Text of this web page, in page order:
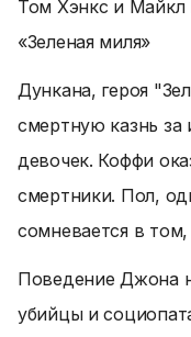
Том Хэнкс и Майкл
«Зеленая миля»
Дункана, героя
смертную казнь за
девочек. Коффи
смертники. Пол,
сомневается в
Поведение Джона
убийцы и